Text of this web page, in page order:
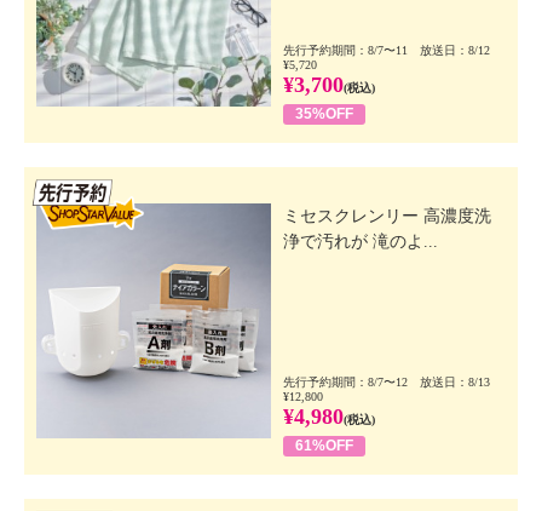
先行予約期間：8/7〜11 放送日：8/12
¥5,720
¥3,700(税込)
35%OFF
ミセスクレンリー 高濃度洗
浄で汚れが 滝のよ...
先行予約期間：8/7〜12 放送日：8/13
¥12,800
¥4,980(税込)
61%OFF